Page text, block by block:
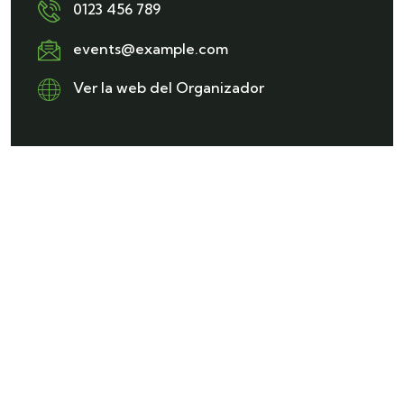
0123 456 789
events@example.com
Ver la web del Organizador